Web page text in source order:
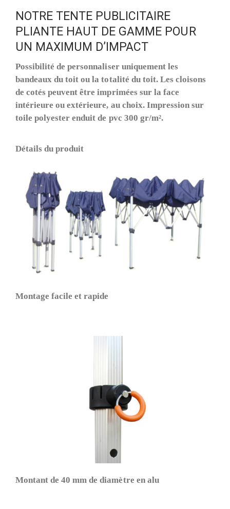
NOTRE TENTE PUBLICITAIRE
PLIANTE HAUT DE GAMME POUR
UN MAXIMUM D’IMPACT
Possibilité de personnaliser uniquement les
bandeaux du toit ou la totalité du toit. Les cloisons
de cotés peuvent être imprimées sur la face
intérieure ou extérieure, au choix. Impression sur
toile polyester enduit de pvc 300 gr/m².
Détails du produit
Montage facile et rapide
Montant de 40 mm de diamètre en alu